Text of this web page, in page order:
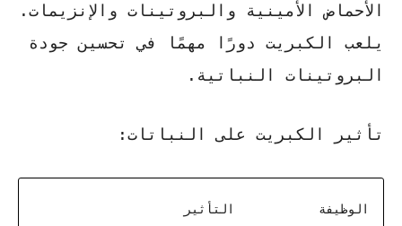
الأحماض الأمينية والبروتينات والإنزيمات.
يلعب الكبريت دورًا مهمًا في تحسين جودة
البروتينات النباتية.
تأثير الكبريت على النباتات:
الوظيفة التأثير